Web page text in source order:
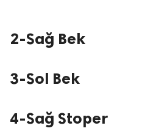
2-Sağ Bek
3-Sol Bek
4-Sağ Stoper